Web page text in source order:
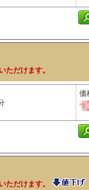
ただけます。
価
ただけます。